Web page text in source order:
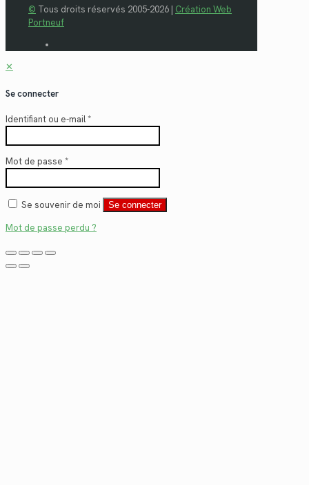
© Tous droits réservés 2005-2026 | Création Web
Portneuf
✕
Se connecter
Identifiant ou e-mail*
Mot de passe *
Se souvenir de moi Se connecter
Mot de passe perdu ?